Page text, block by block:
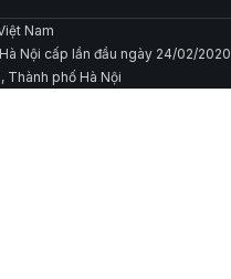
Nam
Nội cấp lần đầu ngày 24/02/2020
Thành phố Hà Nội